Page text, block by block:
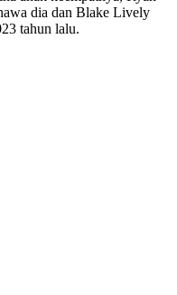
dia dan Blake Lively
tahun lalu.